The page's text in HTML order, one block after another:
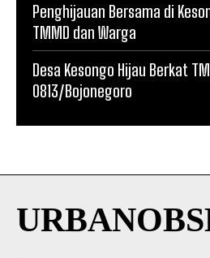
Penghijauan Bersama di
TMMD dan Warga
Desa Kesongo Hijau Berkat
0813/Bojonegoro